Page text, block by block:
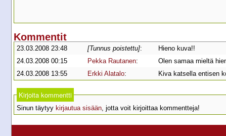
Kommentit
23.03.2008 23:48 [Tunnus poistettu]:
Hieno kuva!!
24.03.2008 00:15
Pekka Rautanen:
Olen samaa mieltä
24.03.2008 13:55
Erkki Alatalo: Kiva katsella entisen
Kirjoita kommentti
Sinun täytyy kirjautua sisään, jotta voit kirjoittaa kommentteja!